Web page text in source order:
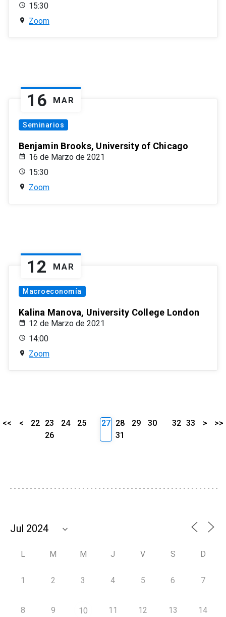
15:30
Zoom
16 MAR
Seminarios
Benjamin Brooks, University of Chicago
16 de Marzo de 2021
15:30
Zoom
12 MAR
Macroeconomía
Kalina Manova, University College London
12 de Marzo de 2021
14:00
Zoom
<< < 22 23 24
25
26
27 28 29
30
31
32 33 > >>
L M M J V S D
1 2 3 4 5 6 7
8 9 10 11 12 13 14